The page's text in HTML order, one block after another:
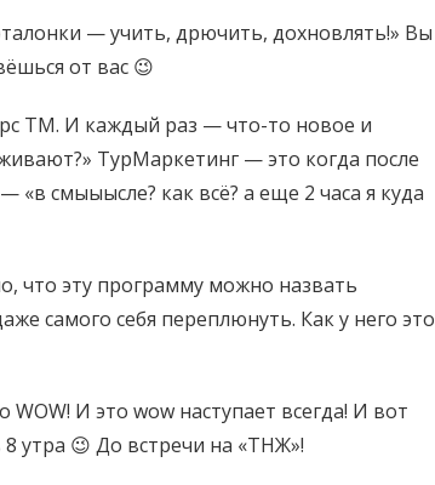
— учить, дрючить, дохновлять!» Вы
от вас 😉
ТМ. И каждый раз — что-то новое и
ТурМаркетинг — это когда после
«в смыыысле? как всё? а еще 2 часа я куда
что эту программу можно назвать
самого себя переплюнуть. Как у него это
И это wow наступает всегда! И вот
утра 😉 До встречи на «ТНЖ»!